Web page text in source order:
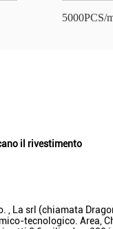
5000PCS/
il rivestimento
La srl (chiamata
tecnologico. Area,